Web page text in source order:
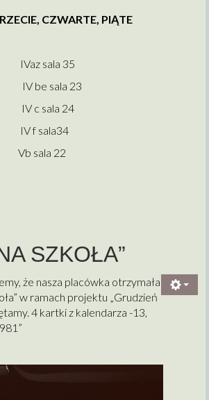
CZWARTE, PIĄTE
sala 35
be sala 23
c sala 24
f sala34
sala 22
SZKOŁA”
że nasza placówka otrzymała
w ramach projektu „Grudzień
4 kartki z kalendarza -13,